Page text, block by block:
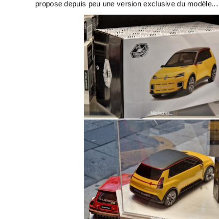
propose depuis peu une version exclusive du